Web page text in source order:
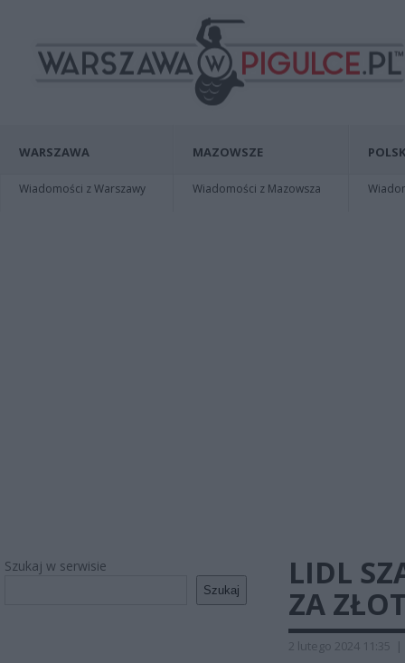
WARSZAWA
Wiadomości z Warszawy
MAZOWSZE
Wiadomości z Mazowsza
Szukaj w serwisie
Szukaj
LIDL
ZA
2 lutego 2024 11:35 |